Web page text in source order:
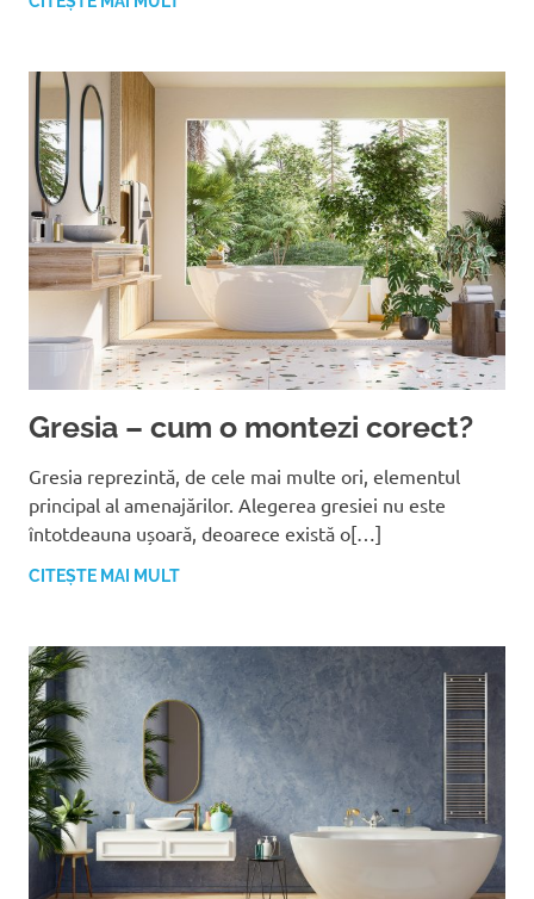
Gresia – cum o montezi corect?
Gresia reprezintă, de cele mai multe ori, elementul
principal al amenajărilor. Alegerea gresiei nu este
întotdeauna ușoară, deoarece există o[…]
CITEȘTE MAI MULT